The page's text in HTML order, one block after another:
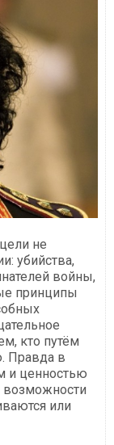
не
убийства,
войны,
принципы
кто путём
Правда в
и ценностью
возможности
или